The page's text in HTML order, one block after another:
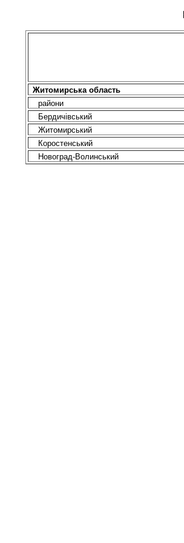
Житомирська область
райони
Бердичівський
Житомирський
Коростенський
Новоград-Волинський